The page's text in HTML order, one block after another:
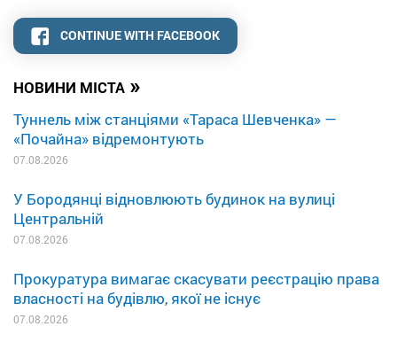
НОВИНИ МІСТА »
Туннель між станціями «Тараса Шевченка» —
«Почайна» відремонтують
07.08.2026
У Бородянці відновлюють будинок на вулиці
Центральній
07.08.2026
Прокуратура вимагає скасувати реєстрацію права
власності на будівлю, якої не існує
07.08.2026
CONTINUE WITH FACEBOOK